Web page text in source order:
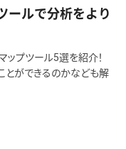
ールで分析をより
ップツール5選を紹介！
とができるのかなども解